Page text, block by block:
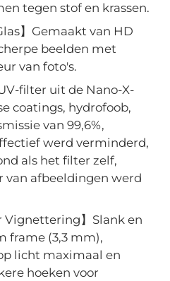
tegen stof en krassen.
】Gemaakt van HD
beelden met
van foto's.
filter uit de Nano-X-
coatings, hydrofoob,
van 99,6%,
werd verminderd,
als het filter zelf,
van afbeeldingen werd
Vignettering】Slank en
frame (3,3 mm),
licht maximaal en
hoeken voor